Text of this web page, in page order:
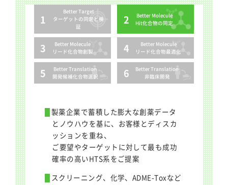
Better Target
ターゲットの同定と検
証
Better Molecule
Hit化合物の同定
Better Molecule
リード化合物創製
Better Molecule
リード化合物最適化
Better Translation
開発候補化合物選択
Better Translation
非臨床開発
製薬企業で蓄積した膨大な創薬データ
とノウハウを基に、お客様とディスカ
ッションを重ね、
ご要望やターゲットに対して最も成功
確率の高いHTS系をご提案
スクリーニング、化学、ADME-Toxなど